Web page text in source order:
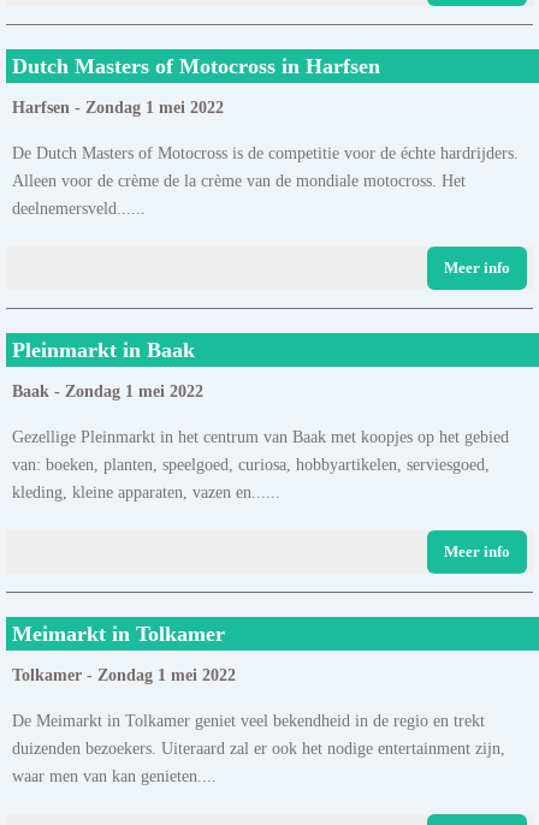
Dutch Masters of Motocross in Harfsen
Harfsen - Zondag 1 mei 2022
De Dutch Masters of Motocross is de competitie voor de échte hardrijders.
Alleen voor de crème de la crème van de mondiale motocross. Het
deelnemersveld......
Meer info
Pleinmarkt in Baak
Baak - Zondag 1 mei 2022
Gezellige Pleinmarkt in het centrum van Baak met koopjes op het gebied
van: boeken, planten, speelgoed, curiosa, hobbyartikelen, serviesgoed,
kleding, kleine apparaten, vazen en......
Meer info
Meimarkt in Tolkamer
Tolkamer - Zondag 1 mei 2022
De Meimarkt in Tolkamer geniet veel bekendheid in de regio en trekt
duizenden bezoekers. Uiteraard zal er ook het nodige entertainment zijn,
waar men van kan genieten....